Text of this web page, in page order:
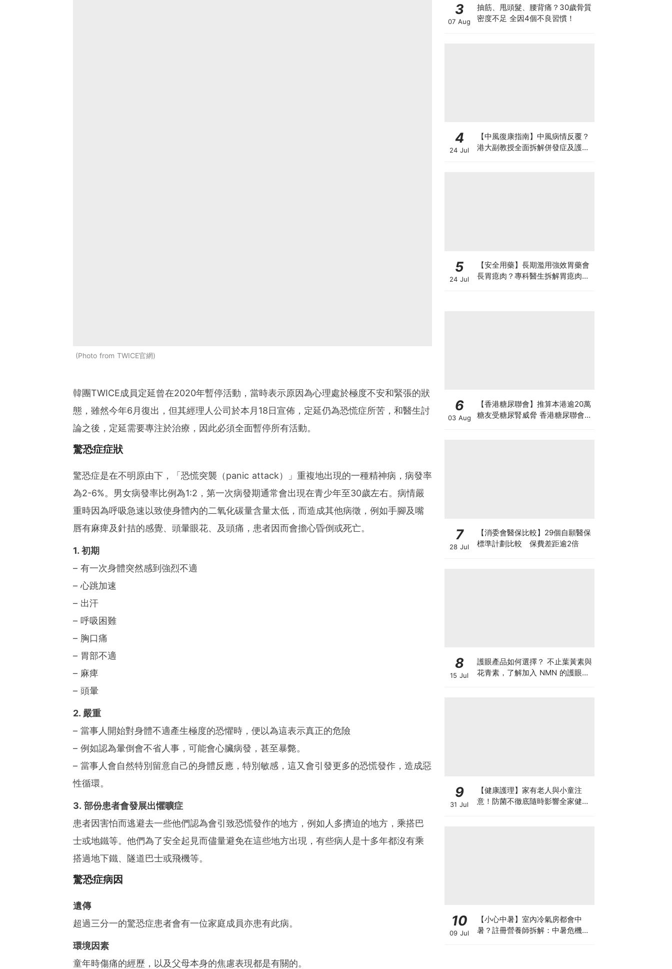
Photo from TWICE官網
韓團TWICE成員定延曾在2020年暫停活動，當時表示原因為心理處於極度不安和緊張的狀
態，雖然今年6月復出，但其經理人公司於本月18日宣佈，定延仍為恐慌症所苦，和醫生討
論之後，定延需要專注於治療，因此必須全面暫停所有活動。
驚恐症症狀
驚恐症是在不明原由下，「恐慌突襲（panic attack）」重複地出現的一種精神病，病發率
為2-6%。男女病發率比例為1:2，第一次病發期通常會出現在青少年至30歲左右。病情嚴
重時因為呼吸急速以致使身體內的二氧化碳量含量太低，而造成其他病徵，例如手腳及嘴
唇有麻痺及針拮的感覺、頭暈眼花、及頭痛，患者因而會擔心昏倒或死亡。
1. 初期
– 有一次身體突然感到強烈不適
– 心跳加速
– 出汗
– 呼吸困難
– 胸口痛
– 胃部不適
– 麻痺
– 頭暈
2. 嚴重
– 當事人開始對身體不適產生極度的恐懼時，便以為這表示真正的危險
– 例如認為暈倒會不省人事，可能會心臟病發，甚至暴斃。
– 當事人會自然特別留意自己的身體反應，特別敏感，這又會引發更多的恐慌發作，造成惡
性循環。
3. 部份患者會發展出懼曠症
患者因害怕而逃避去一些他們認為會引致恐慌發作的地方，例如人多擠迫的地方，乘搭巴
士或地鐵等。他們為了安全起見而儘量避免在這些地方出現，有些病人是十多年都沒有乘
搭過地下鐵、隧道巴士或飛機等。
驚恐症病因
遺傳
超過三分一的驚恐症患者會有一位家庭成員亦患有此病。
環境因素
童年時傷痛的經歷，以及父母本身的焦慮表現都是有關的。
3
07 Aug
抽筋、甩頭髮、腰背痛？30歲骨質
密度不足 全因4個不良習慣！
4
24 Jul
【中風復康指南】中風病情反覆？
港大副教授全面拆解併發症及護理
5
24 Jul
【安全用藥】長期濫用強效胃藥會
長胃瘜肉？專科醫生拆解胃瘜肉癌
6
03 Aug
【香港糖尿聯會】推算本港逾20萬
糖友受糖尿腎威脅 香港糖尿聯會
7
28 Jul
【消委會醫保比較】29個自願醫保
標準計劃比較 保費差距逾2倍
8
15 Jul
護眼產品如何選擇？ 不止葉黃素與
花青素，了解加入 NMN 的護眼方
9
31 Jul
【健康護理】家有老人與小童注
意！防菌不徹底隨時影響全家健康
10
09 Jul
【小心中暑】室內冷氣房都會中
暑？註冊營養師拆解：中暑危機及